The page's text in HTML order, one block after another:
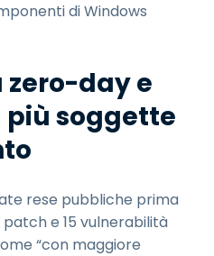
di Windows
day e
soggette
rese pubbliche prima
e 15 vulnerabilità
“con maggiore